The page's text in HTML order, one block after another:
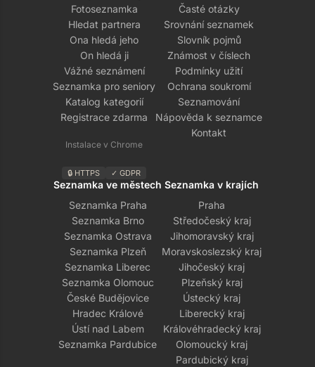
Fotoseznamka
Hledat partnera
Ona hledá jeho
On hledá ji
Vážné seznámení
Seznamka pro seniory
Katalog kategorií
Registrace zdarma
Instalace v Chrome
🔒 HTTPS ✓ GDPR
Časté otázky
Srovnání seznamek
Slovník pojmů
Známost v číslech
Podmínky užití
Ochrana soukromí
Seznamování
Nápověda k seznamce
Kontakt
Seznamka ve městech
Seznamka Praha
Seznamka Brno
Seznamka Ostrava
Seznamka Plzeň
Seznamka Liberec
Seznamka Olomouc
České Budějovice
Hradec Králové
Ústí nad Labem
Seznamka Pardubice
Seznamka v krajích
Praha
Středočeský kraj
Jihomoravský kraj
Moravskoslezský kraj
Jihočeský kraj
Plzeňský kraj
Ústecký kraj
Liberecký kraj
Královéhradecký kraj
Olomoucký kraj
Pardubický kraj